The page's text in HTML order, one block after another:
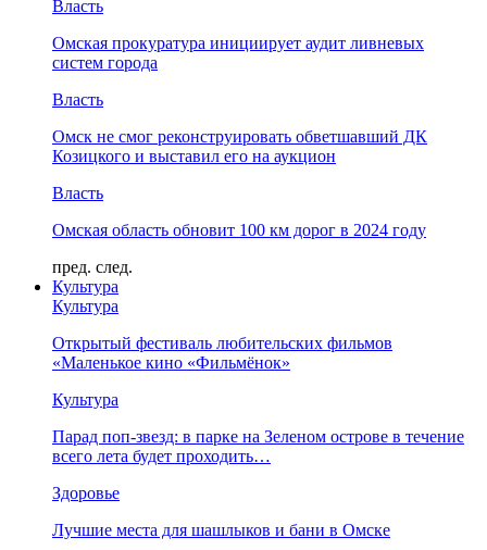
Власть
Омская прокуратура инициирует аудит ливневых
систем города
Власть
Омск не смог реконструировать обветшавший ДК
Козицкого и выставил его на аукцион
Власть
Омская область обновит 100 км дорог в 2024 году
пред. след.
Культура
Культура
Открытый фестиваль любительских фильмов
«Маленькое кино «Фильмёнок»
Культура
Парад поп-звезд: в парке на Зеленом острове в течение
всего лета будет проходить…
Здоровье
Лучшие места для шашлыков и бани в Омске